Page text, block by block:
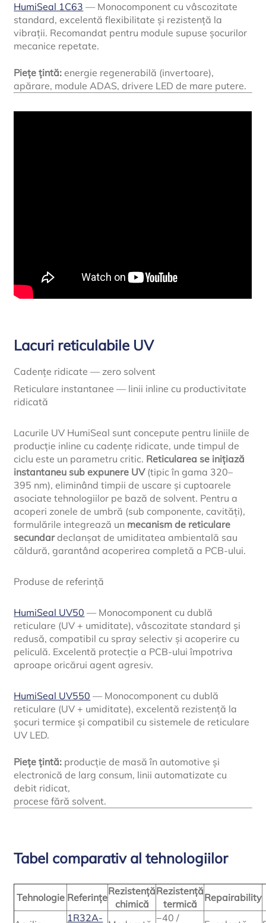
HumiSeal 1C63 — Monocomponent cu vâscozitate
standard, excelentă flexibilitate și rezistență la
vibrații. Recomandat pentru module supuse șocurilor
mecanice repetate.
Piețe țintă: energie regenerabilă (invertoare),
apărare, module ADAS, drivere LED de mare putere.
Lacuri reticulabile UV
Cadențe ridicate — zero solvent
Reticulare instantanee — linii inline cu productivitate
ridicată
Lacurile UV HumiSeal sunt concepute pentru liniile de
producție inline cu cadențe ridicate, unde timpul de
ciclu este un parametru critic. Reticularea se inițiază
instantaneu sub expunere UV(tipic în gama 320–
395 nm), eliminând timpii de uscare și cuptoarele
asociate tehnologiilor pe bază de solvent. Pentru a
acoperi zonele de umbră (sub componente, cavități),
formulările integrează un mecanism de reticulare
secundardeclanșat de umiditatea ambientală sau
căldură, garantând acoperirea completă a PCB-ului.
Produse de referință
HumiSeal UV50 — Monocomponent cu dublă
reticulare (UV + umiditate), vâscozitate standard și
redusă, compatibil cu spray selectiv și acoperire cu
peliculă. Excelentă protecție a PCB-ului împotriva
aproape oricărui agent agresiv.
HumiSeal UV550 — Monocomponent cu dublă
reticulare (UV + umiditate), excelentă rezistență la
șocuri termice și compatibil cu sistemele de reticulare
UV LED.
Piețe țintă: producție de masă în automotive și
electronică de larg consum, linii automatizate cu
debit ridicat,
procese fără solvent.
Tabel comparativ al tehnologiilor
Tehnologie Referințe
Rezistență
chimică
Rezistență
termică
Repairability
1R32A- −40 /